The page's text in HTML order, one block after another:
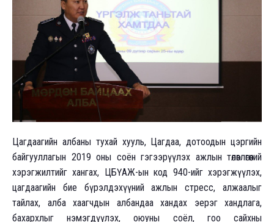
Цагдаагийн албаны тухай хууль, Цагдаа, дотоодын цэргийн
байгууллагын 2019 оны соён гэгээрүүлэх ажлын төлөвлөгөөний
хэрэгжилтийг хангах, ЦБҮАЖ-ын код 940-ийг хэрэгжүүлэх,
цагдаагийн бие бүрэлдэхүүний ажлын стресс, алжаалыг
тайлах, алба хаагчдын албандаа хандах эерэг хандлага,
бахархлыг нэмэгдүүлэх, оюуны соёл, гоо сайхны